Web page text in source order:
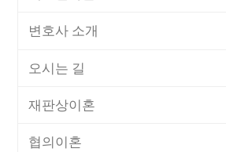
변호사 소개
오시는 길
재판상이혼
협의이혼